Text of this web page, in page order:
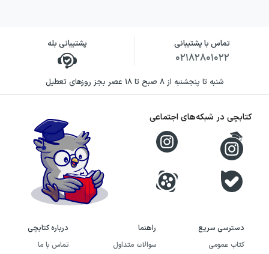
تماس با پشتیبانی
۰۲۱۸۲۸۰۱۰۲۲
پشتیبانی بله
شنبه تا پنجشنبه از ۸ صبح تا ۱۸ عصر بجز روزهای تعطیل
دسترسی سریع
کتاب عمومی
راهنما
سوالات متداول
درباره کتابچی
تماس با ما
کتابچی در شبکه‌های اجتماعی